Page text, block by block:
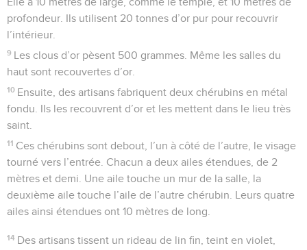
profondeur. Ils utilisent 20 tonnes d’or pur pour recouvrir
l’intérieur.
9 Les clous d’or pèsent 500 grammes. Même les salles du
haut sont recouvertes d’or.
10 Ensuite, des artisans fabriquent deux chérubins en métal
fondu. Ils les recouvrent d’or et les mettent dans le lieu très
saint.
11 Ces chérubins sont debout, l’un à côté de l’autre, le visage
tourné vers l’entrée. Chacun a deux ailes étendues, de 2
mètres et demi. Une aile touche un mur de la salle, la
deuxième aile touche l’aile de l’autre chérubin. Leurs quatre
ailes ainsi étendues ont 10 mètres de long.
14 Des artisans tissent un rideau de lin fin, teint en violet,